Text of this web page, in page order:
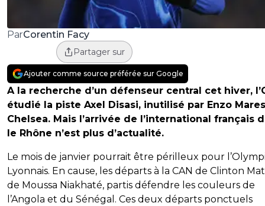
ParCorentin Facy
Partager sur
Ajouter comme source préférée sur Google
A la recherche d’un défenseur central cet hiver,
étudié la piste Axel Disasi, inutilisé par Enzo
Chelsea. Mais l’arrivée de l’international français
le Rhône n’est plus d’actualité.
Le mois de janvier pourrait être périlleux pour
Lyonnais. En cause, les départs à la CAN de Clinton
de Moussa Niakhaté, partis défendre les couleurs de
l’Angola et du Sénégal. Ces deux départs ponctuels